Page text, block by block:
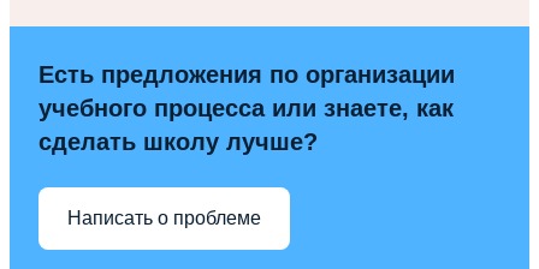
Есть предложения по организации
учебного процесса или знаете, как
сделать школу лучше?
Написать о проблеме